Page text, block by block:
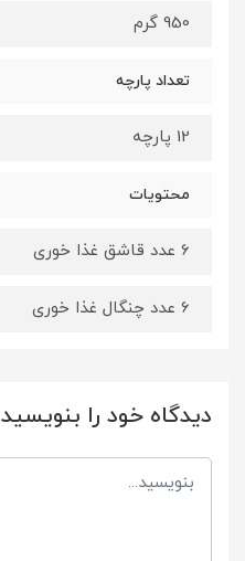
950 گرم
تعداد پارچه
12 پارچه
محتویات
6 عدد قاشق غذا خوری
6 عدد چنگال غذا خوری
دیدگاه خود را بنویسید